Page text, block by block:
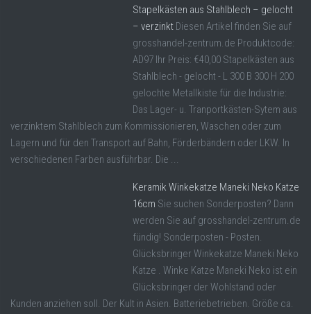
Stapelkästen aus Stahlblech – gelocht
– verzinkt Diesen Artikel finden Sie auf
grosshandel-zentrum.de Produktcode:
AD97 Ihr Preis: €40,00 Stapelkästen aus
Stahlblech - gelocht - L 300 B 300 H 200
gelochte Metallkiste für die Industrie:
Das Lager- u. Tranportkästen-Sytem aus
verzinktem Stahlblech zum Kommissionieren, Waschen oder zum
Lagern und für den Transport auf Bahn, Förderbändern oder LKW. In
verschiedenen Farben ausführbar. Die ...
Keramik Winkekatze Maneki Neko Katze
16cm Sie suchen Sonderposten? Dann
werden Sie auf grosshandel-zentrum.de
fündig! Sonderposten - Posten.
Glücksbringer Winkekatze Maneki Neko
Katze . Winke Katze Maneki Neko ist ein
Glücksbringer der Wohlstand oder
Kunden anziehen soll. Der Kult in Asien. Batteriebetrieben. Größe ca.